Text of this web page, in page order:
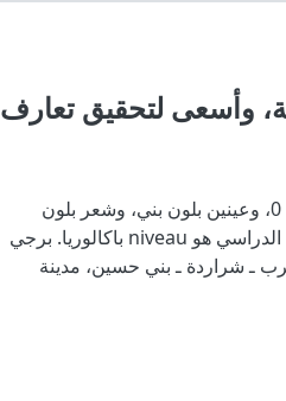
أبلغ من العمر 32 سنة، وأسعى لتحقيق تعارف
يبلغ طولي 1 متر 68 سم ووزني 78 كغ، بجسم 0، وعينين بلون بني، وشعر بلون
أشقر، وبشرة القوقازية. operatriss مستواي الدراسي هو niveau باكالوريا. برجي
ـ شراردة ـ بني حسين، مدينة